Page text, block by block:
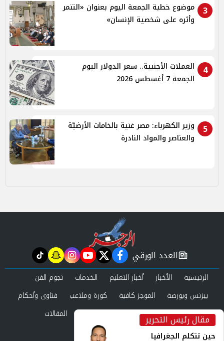
3
موضوع خطبة الجمعة اليوم بعنوان «التنمر
وأثره على شخصية الإنسان»
4
العملات الأجنبية.. سعر الدولار اليوم
الجمعة 7 أغسطس 2026
5
وزير الكهرباء: مصر غنية بالخامات الأرضيّة
والعناصر والمواد النادرة
مقال رئيس التحرير
حين تتكلم الجغرافيا
newspaper
العدد الورقي facebook
twitter
youtube
instagram
snapchat
tiktok
الرئيسية الأخبار أخبار التعليم الخدمات
نجوم الفن
بيزنس وبورصة
الموجز كافية كورة وملاعب
فتاوى وأحكام
صحة وجمال
عرب وعالم حوادث ومحاكم
المقالات
العدد الورقي